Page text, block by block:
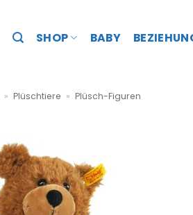
SHOP BABY
» Plüschtiere » Plüsch-Figuren